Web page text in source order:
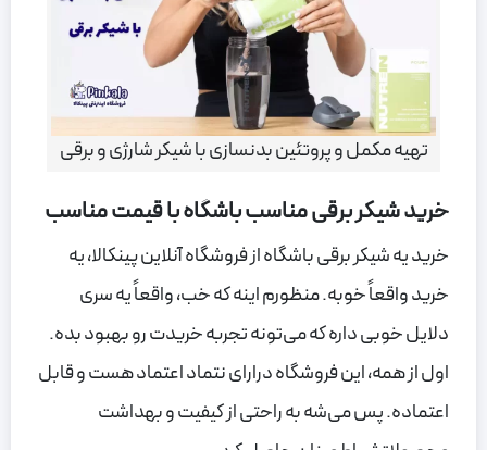
تهیه مکمل و پروتئین بدنسازی با شیکر شارژی و برقی
خرید شیکر برقی مناسب باشگاه با قیمت مناسب
خرید یه شیکر برقی باشگاه از فروشگاه آنلاین پینکالا، یه
خرید واقعاً خوبه. منظورم اینه که خب، واقعاً یه سری
دلایل خوبی داره که می‌تونه تجربه خریدت رو بهبود بده.
اول از همه، این فروشگاه درارای نتماد اعتماد هست و قابل
اعتماده. پس می‌شه به راحتی از کیفیت و بهداشت